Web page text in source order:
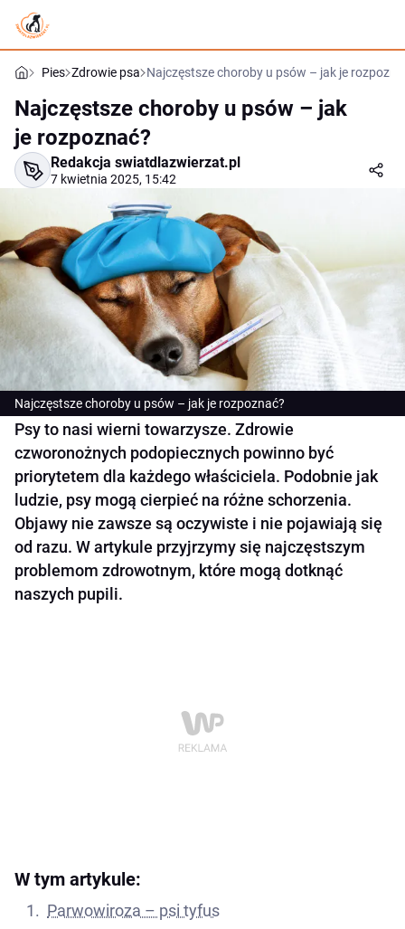
Pies Zdrowie psa Najczęstsze choroby u psów – jak je
Najczęstsze choroby u psów – jak
je rozpoznać?
Redakcja swiatdlazwierzat.pl
7 kwietnia 2025, 15:42
Najczęstsze choroby u psów – jak je rozpoznać?
Psy to nasi wierni towarzysze. Zdrowie
czworonożnych podopiecznych powinno być
priorytetem dla każdego właściciela. Podobnie jak
ludzie, psy mogą cierpieć na różne schorzenia.
Objawy nie zawsze są oczywiste i nie pojawiają się
od razu. W artykule przyjrzymy się najczęstszym
problemom zdrowotnym, które mogą dotknąć
naszych pupili.
W tym artykule:
Parwowiroza – psi tyfus